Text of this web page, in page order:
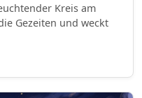
Kreis am
Gezeiten und weckt